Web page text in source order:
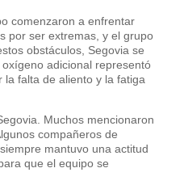
comenzaron a enfrentar
por ser extremas, y el grupo
obstáculos, Segovia se
adicional representó
falta de aliento y la fatiga
Muchos mencionaron
compañeros de
mantuvo una actitud
que el equipo se